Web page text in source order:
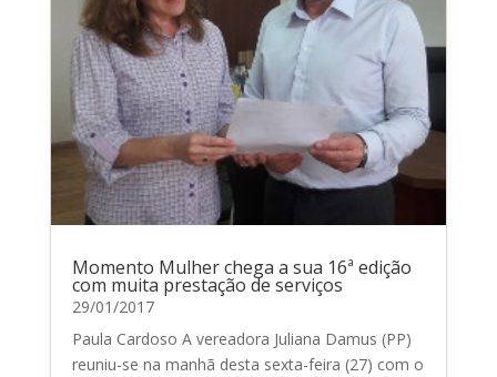
Momento Mulher chega a sua 16ª edição
com muita prestação de serviços
29/01/2017
Paula Cardoso A vereadora Juliana Damus (PP)
reuniu-se na manhã desta sexta-feira (27) com o